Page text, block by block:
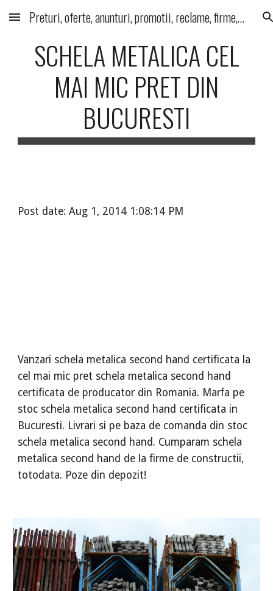
Skip to main content Skip to navigation
Preturi, oferte, anunturi, promotii, reclame, firme, produse, servicii
SCHELA METALICA CEL
MAI MIC PRET DIN
BUCURESTI
Post date: Aug 1, 2014 1:08:14 PM
Vanzari schela metalica second hand certificata la
cel mai mic pret schela metalica second hand
certificata de producator din Romania. Marfa pe
stoc schela metalica second hand certificata in
Bucuresti. Livrari si pe baza de comanda din stoc
schela metalica second hand. Cumparam schela
metalica second hand de la firme de constructii,
totodata. Poze din depozit!